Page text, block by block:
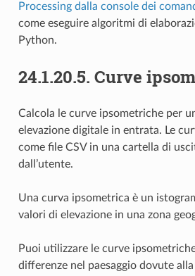
Processing dalla console dei
come eseguire algoritmi di
Python.
24.1.20.5. Curve
Calcola le curve ipsometriche per
elevazione digitale in entrata. Le
come file CSV in una cartella di
dall’utente.
Una curva ipsometrica è un
valori di elevazione in una zona
Puoi utilizzare le curve
differenze nel paesaggio dovute